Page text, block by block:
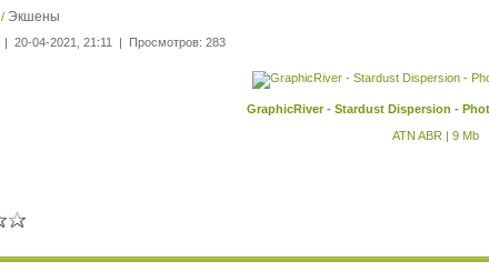
/ Экшены
| 20-04-2021, 21:11 | Просмотров: 283
GraphicRiver - Stardust Dispersion -
ATN ABR | 9 Mb